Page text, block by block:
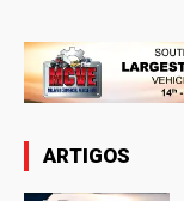
ARTIGOS